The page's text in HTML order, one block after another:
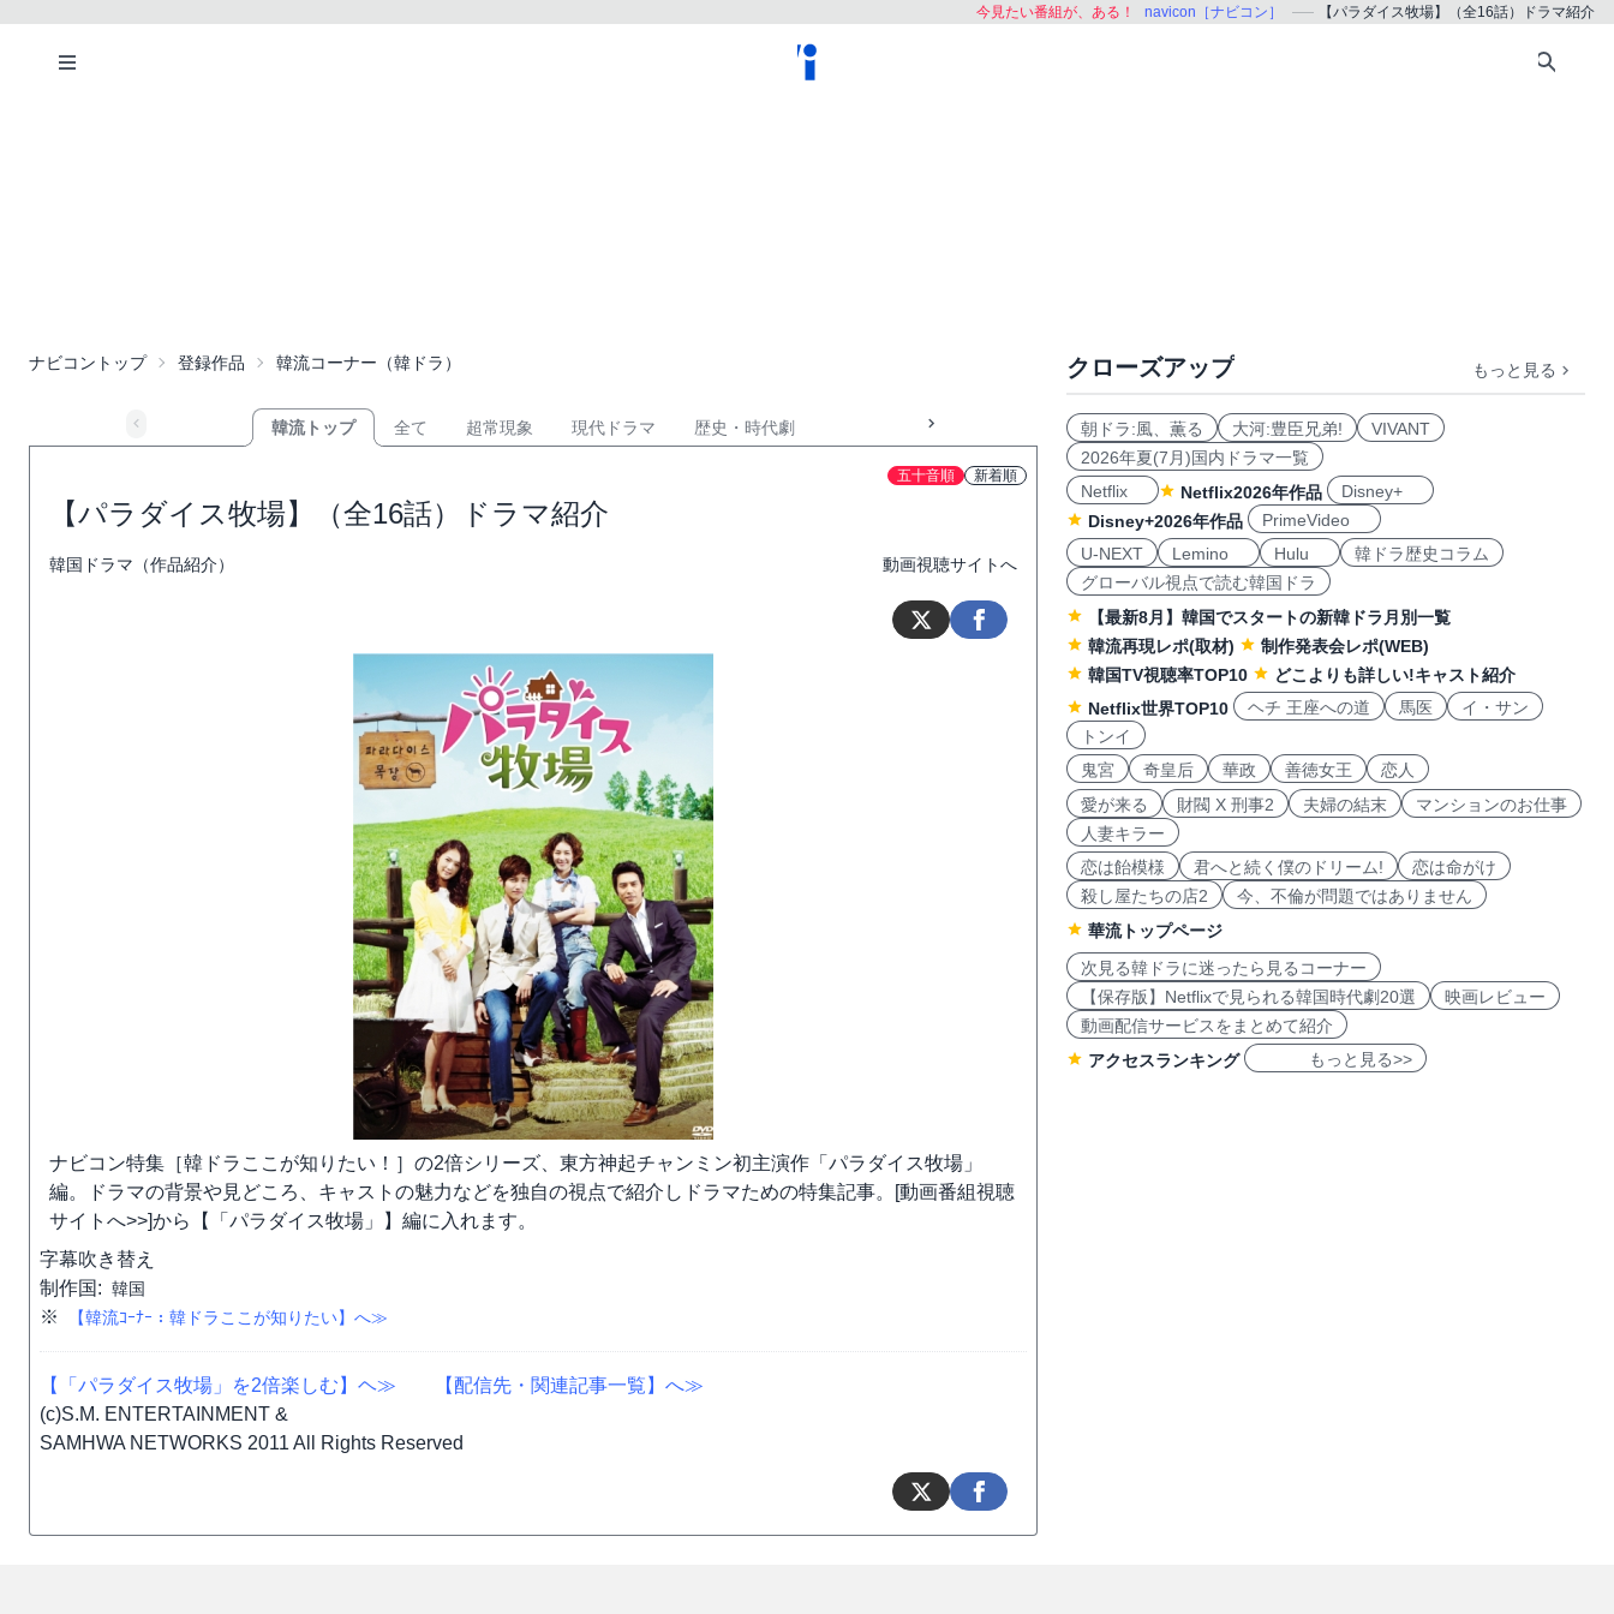
今見たい番組が、ある！ navicon［ナビコン］ 【パラダイス牧場】（全16話）ドラマ紹介
ナビコントップ 登録作品 韓流コーナー（韓ドラ）
韓流トップ 全て 超常現象 現代ドラマ 歴史・時代劇
五十音順 新着順
【パラダイス牧場】（全16話）ドラマ紹介
韓国ドラマ（作品紹介） 動画視聴サイトへ
ナビコン特集［韓ドラここが知りたい！］の2倍シリーズ、東方神起チャンミン初主演作「パラダイス牧場」
編。ドラマの背景や見どころ、キャストの魅力などを独自の視点で紹介しドラマための特集記事。[動画番組視聴
サイトへ>>]から【「パラダイス牧場」】編に入れます。
字幕吹き替え
制作国: 韓国
※ 【韓流ｺｰﾅｰ：韓ドラここが知りたい】へ≫
【「パラダイス牧場」を2倍楽しむ】ヘ≫
【配信先・関連記事一覧】へ≫
(c)S.M. ENTERTAINMENT &
SAMHWA NETWORKS 2011 All Rights Reserved
クローズアップ もっと見る
朝ドラ:風、薫る 大河:豊臣兄弟!
VIVANT
2026年夏(7月)国内ドラマ一覧
Netflix
Netflix2026年作品
Disney+
Disney+2026年作品
PrimeVideo
U-NEXT
Lemino Hulu
韓ドラ歴史コラム
グローバル視点で読む韓国ドラ
【最新8月】韓国でスタートの新韓ドラ月別一覧
韓流再現レポ(取材)
制作発表会レポ(WEB)
韓国TV視聴率TOP10
どこよりも詳しい!キャスト紹介
Netflix世界TOP10
ヘチ 王座への道 馬医
イ・サン
トンイ
鬼宮
奇皇后 華政 善徳女王
恋人
愛が来る
財閥 X 刑事2 夫婦の結末
マンションのお仕事
人妻キラー
恋は飴模様
君へと続く僕のドリーム!
恋は命がけ
殺し屋たちの店2
今、不倫が問題ではありません
華流トップページ
次見る韓ドラに迷ったら見るコーナー
【保存版】Netflixで見られる韓国時代劇20選
映画レビュー
動画配信サービスをまとめて紹介
アクセスランキング
もっと見る>>